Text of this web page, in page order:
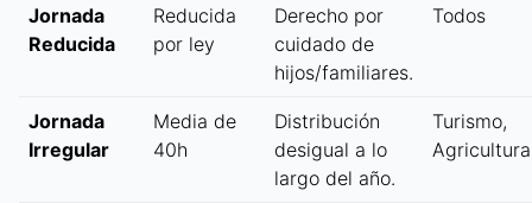
Jornada
Reducida
Reducida
por ley
Derecho por
cuidado de
hijos/familiares.
Todos
Jornada
Irregular
Media de
40h
Distribución
desigual a lo
largo del año.
Turismo,
Agricultura